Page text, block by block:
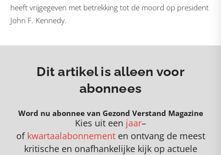
heeft vrijgegeven met betrekking tot de moord op president
John F. Kennedy.
Dit artikel is alleen voor
abonnees
Word nu abonnee van Gezond Verstand Magazine
Kies uit een jaar–
of kwartaalabonnementen ontvang de meest
kritische en onafhankelijke kijk op actuele